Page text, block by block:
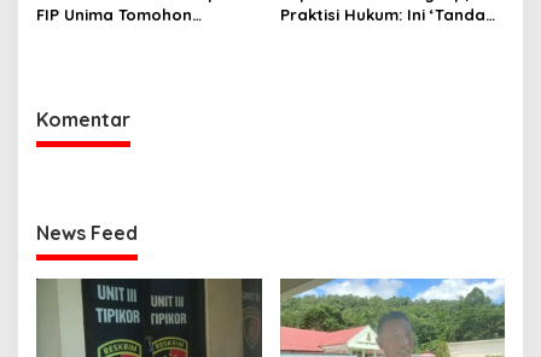
FIP Unima Tomohon
Praktisi Hukum: Ini ‘Tanda
Komentar
News Feed